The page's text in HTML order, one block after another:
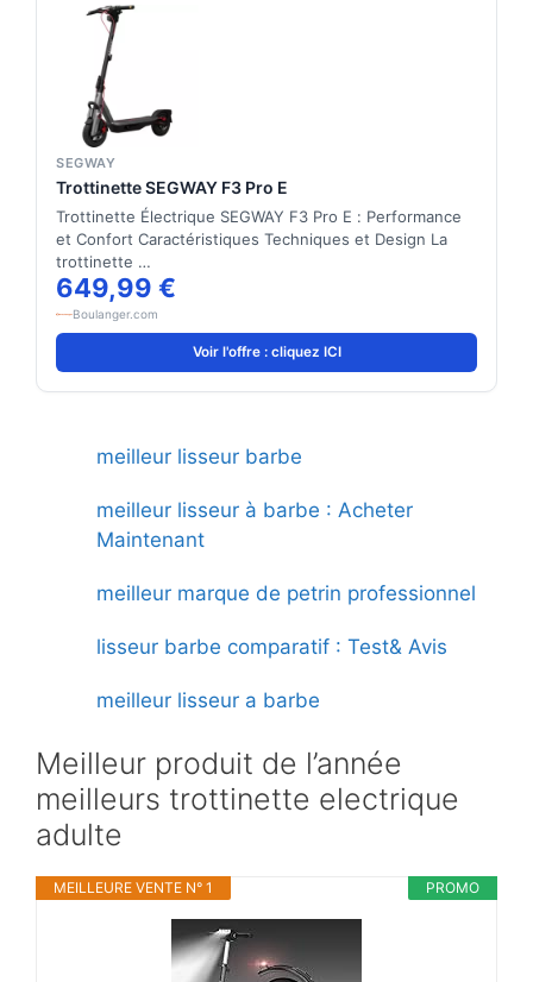
SEGWAY
Trottinette SEGWAY F3 Pro E
Trottinette Électrique SEGWAY F3 Pro E : Performance
et Confort Caractéristiques Techniques et Design La
trottinette …
649,99 €
Boulanger.com
Voir l'offre : cliquez ICI
meilleur lisseur barbe
meilleur lisseur à barbe : Acheter
Maintenant
meilleur marque de petrin professionnel
lisseur barbe comparatif : Test& Avis
meilleur lisseur a barbe
Meilleur produit de l’année
meilleurs trottinette electrique
adulte
PROMO
MEILLEURE VENTE N° 1